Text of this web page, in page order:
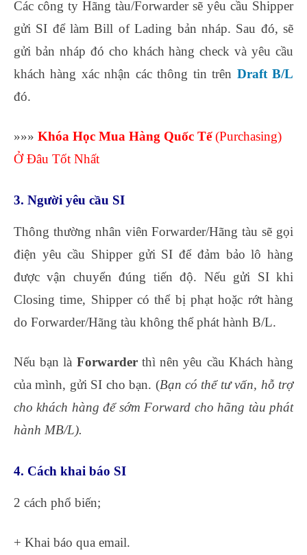
Các công ty Hãng tàu/Forwarder sẽ yêu cầu Shipper
gửi SI để làm Bill of Lading bản nháp. Sau đó, sẽ
gửi bản nháp đó cho khách hàng check và yêu cầu
khách hàng xác nhận các thông tin trên Draft B/L
đó.
»»» Khóa Học Mua Hàng Quốc Tế(Purchasing)
Ở Đâu Tốt Nhất
3. Người yêu cầu SI
Thông thường nhân viên Forwarder/Hãng tàu sẽ gọi
điện yêu cầu Shipper gửi SI để đảm bảo lô hàng
được vận chuyển đúng tiến độ. Nếu gửi SI khi
Closing time, Shipper có thể bị phạt hoặc rớt hàng
do Forwarder/Hãng tàu không thể phát hành B/L.
Nếu bạn là Forwarderthì nên yêu cầu Khách hàng
của mình, gửi SI cho bạn. (Bạn có thể tư vấn, hỗ trợ
cho khách hàng để sớm Forward cho hãng tàu phát
hành MB/L).
4. Cách khai báo SI
2 cách phổ biến;
+ Khai báo qua email.